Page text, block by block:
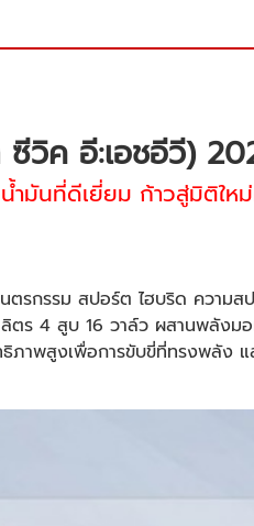
วิค อี:เอชอีวี)
มันที่ดีเยี่ยม ก้าวสู่มิติให
ตรกรรม สปอร์ต ไฮบริด ความ
ตร 4 สูบ 16 วาล์ว ผสานพลังม
าพสูงเพื่อการขับขี่ที่ทรงพลัง แ